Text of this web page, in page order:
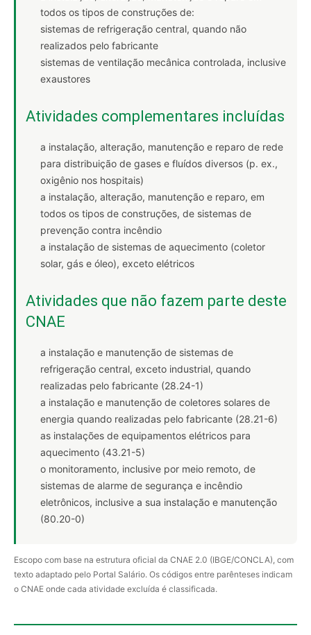
todos os tipos de construções de:
sistemas de refrigeração central, quando não
realizados pelo fabricante
sistemas de ventilação mecânica controlada, inclusive
exaustores
Atividades complementares incluídas
a instalação, alteração, manutenção e reparo de rede
para distribuição de gases e fluídos diversos (p. ex.,
oxigênio nos hospitais)
a instalação, alteração, manutenção e reparo, em
todos os tipos de construções, de sistemas de
prevenção contra incêndio
a instalação de sistemas de aquecimento (coletor
solar, gás e óleo), exceto elétricos
Atividades que não fazem parte deste
CNAE
a instalação e manutenção de sistemas de
refrigeração central, exceto industrial, quando
realizadas pelo fabricante (28.24-1)
a instalação e manutenção de coletores solares de
energia quando realizadas pelo fabricante (28.21-6)
as instalações de equipamentos elétricos para
aquecimento (43.21-5)
o monitoramento, inclusive por meio remoto, de
sistemas de alarme de segurança e incêndio
eletrônicos, inclusive a sua instalação e manutenção
(80.20-0)
Escopo com base na estrutura oficial da CNAE 2.0 (IBGE/CONCLA), com
texto adaptado pelo Portal Salário. Os códigos entre parênteses indicam
o CNAE onde cada atividade excluída é classificada.